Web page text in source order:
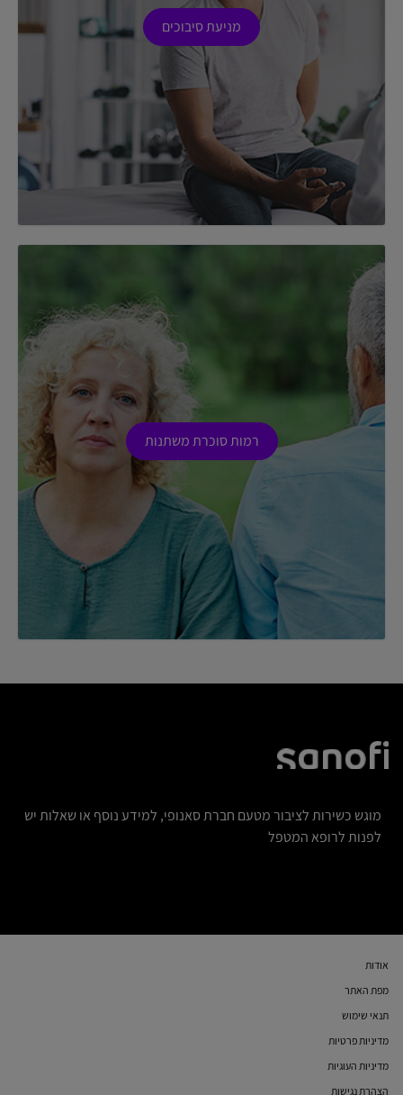
מניעת סיבוכים
רמות סוכרת משתנות
מוגש כשירות לציבור מטעם חברת סאנופי, למידע נוסף או שאלות יש
לפנות לרופא המטפל
אודות
מפת האתר
תנאי שימוש
מדיניות פרטיות
מדיניות העוגיות
הצהרת נגישות